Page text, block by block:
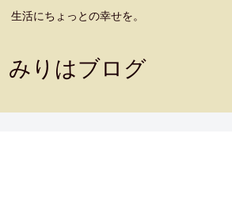
生活にちょっとの幸せを。
みりはブログ